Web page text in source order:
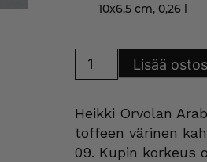
10x6,5 cm, 0,26 l
Lisää
Heikki Orvolan
toffeen värinen
09. Kupin korkeus